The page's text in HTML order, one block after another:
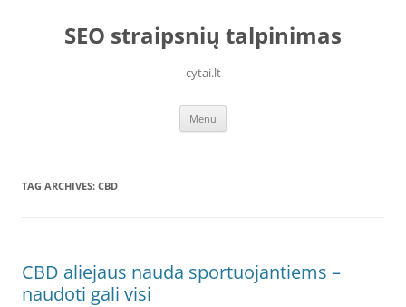
contentSEO straipsnių talpinimas
cytai.lt
Menu
TAG ARCHIVES: CBD
CBD aliejaus nauda sportuojantiems –
naudoti gali visi